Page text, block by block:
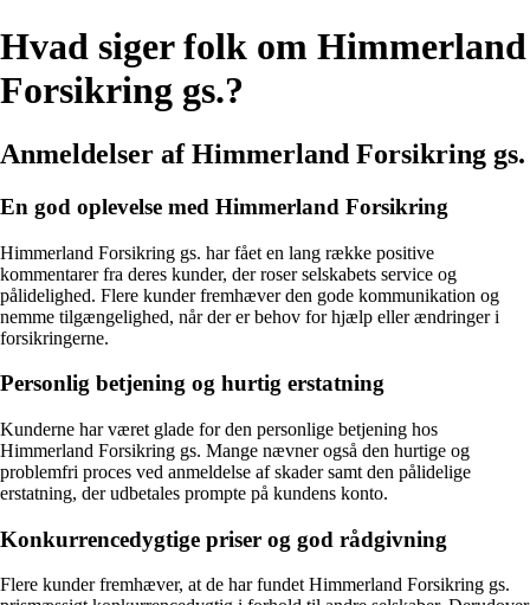
Hvad siger folk om Himmerland
Forsikring gs.?
Anmeldelser af Himmerland Forsikring gs.
En god oplevelse med Himmerland Forsikring
Himmerland Forsikring gs. har fået en lang række positive
kommentarer fra deres kunder, der roser selskabets service og
pålidelighed. Flere kunder fremhæver den gode kommunikation og
nemme tilgængelighed, når der er behov for hjælp eller ændringer i
forsikringerne.
Personlig betjening og hurtig erstatning
Kunderne har været glade for den personlige betjening hos
Himmerland Forsikring gs. Mange nævner også den hurtige og
problemfri proces ved anmeldelse af skader samt den pålidelige
erstatning, der udbetales prompte på kundens konto.
Konkurrencedygtige priser og god rådgivning
Flere kunder fremhæver, at de har fundet Himmerland Forsikring gs.